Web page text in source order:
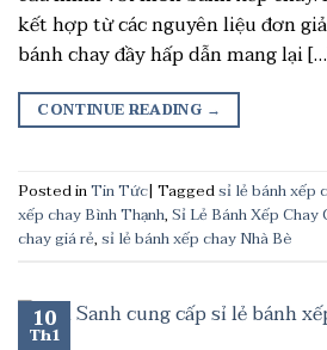
kết hợp từ các nguyên liệu đơn
bánh chay đầy hấp dẫn mang lại
CONTINUE READING →
Posted inTin Tức| Taggedsỉ lẻ bánh xếp
xếp chay Bình Thạnh,Sỉ Lẻ Bánh Xếp Chay
chay giá rẻ,sỉ lẻ bánh xếp chay Nhà Bè
10
Th1